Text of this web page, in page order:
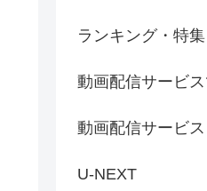
ランキング・特集
動画配信サービ
動画配信サービス
U-NEXT